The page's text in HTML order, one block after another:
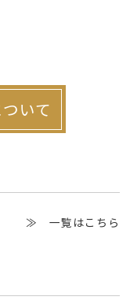
いて
≫ 一覧はこちら